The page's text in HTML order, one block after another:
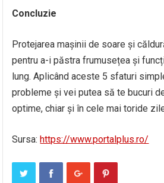
Concluzie
Protejarea mașinii de soare și
pentru a-i păstra frumusețea și
lung. Aplicând aceste 5 sfaturi
probleme și vei putea să te bucuri
optime, chiar și în cele mai toride
Sursa:https://www.portalplus.ro/